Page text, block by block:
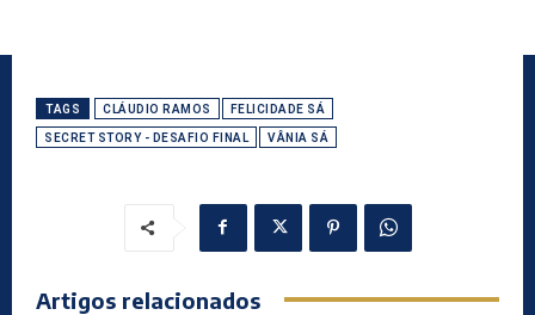
TAGS CLÁUDIO RAMOS FELICIDADE SÁ
SECRET STORY - DESAFIO FINAL VÂNIA SÁ
Artigos relacionados